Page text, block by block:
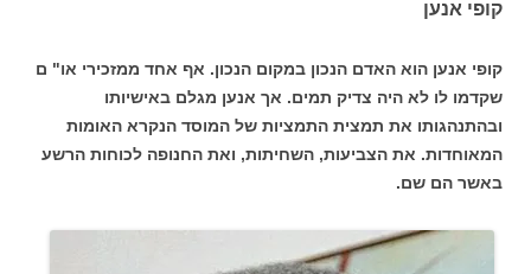
קופי אנען
קופי אנען הוא האדם הנכון במקום הנכון. אף אחד ממזכירי או" ם
שקדמו לו לא היה צדיק תמים. אך אנען מגלם באישיותו
ובהתנהגותו את תמצית התמציות של המוסד הנקרא האומות
המאוחדות. את הצביעות, השחיתות, ואת החנופה לכוחות הרשע
באשר הם שם.